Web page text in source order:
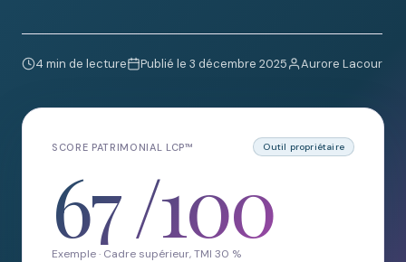
4 min de lecture Publié le 3 décembre 2025 Aurore Lacour
SCORE PATRIMONIAL LCP™ Outil propriétaire
67/100
Exemple · Cadre supérieur, TMI 30 %